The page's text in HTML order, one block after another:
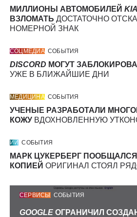
МИЛЛИОНЫ АВТОМОБИЛЕЙ KIA
ВЗЛОМАТЬ ДОСТАТОЧНО
НОМЕРНОЙ ЗНАК
СОЦМЕДИА СОБЫТИЯ
DISCORD МОГУТ
УЖЕ В БЛИЖАЙШИЕ ДНИ
МЕДИЦИНА СОБЫТИЯ
УЧЕНЫЕ РАЗРАБОТАЛИ
КОЖУ ВДОХНОВЛЕННУЮ
ИИ СОБЫТИЯ
МАРК ЦУКЕРБЕРГ
КОПИЕЙ ОРИГИНАЛ СТОЯЛ
СЕРВИСЫ СОБЫТИЯ
GOOGLE ОГРАНИЧИЛ